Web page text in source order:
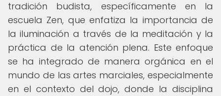
tradición budista, específicamente en la
escuela Zen, que enfatiza la importancia de
la iluminación a través de la meditación y la
práctica de la atención plena. Este enfoque
se ha integrado de manera orgánica en el
mundo de las artes marciales, especialmente
en el contexto del dojo, donde la disciplina